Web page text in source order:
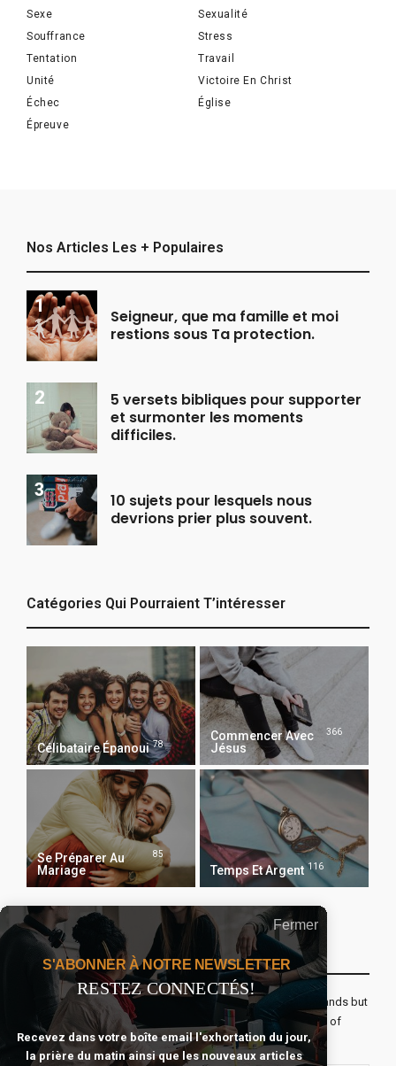
Sexe
Sexualité
Souffrance
Stress
Tentation
Travail
Unité
Victoire En Christ
Échec
Église
Épreuve
Nos Articles Les + Populaires
Seigneur, que ma famille et moi
restions sous Ta protection.
5 versets bibliques pour supporter
et surmonter les moments
difficiles.
10 sujets pour lesquels nous
devrions prier plus souvent.
Catégories Qui Pourraient T’intéresser
Célibataire Épanoui 78
Commencer Avec
Jésus
366
Se Préparer Au
Mariage
85
Temps Et Argent 116
Recevoir Notre Newsletter Chaque Matin
The real voyage of discovery consists not in seeking new lands but
seeing with new eyes. All journeys have secret destinations of
which the traveler is unaware.
Fermer
S'ABONNER À NOTRE NEWSLETTER
RESTEZ CONNECTÉS!
Recevez dans votre boîte email l'exhortation du jour,
la prière du matin ainsi que les nouveaux articles